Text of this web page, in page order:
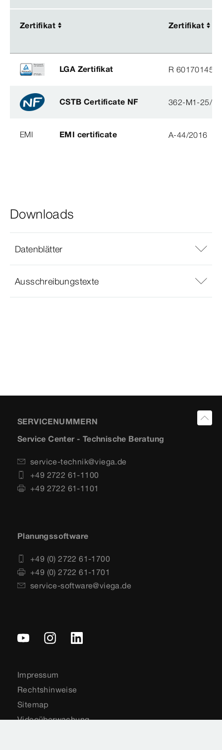
Zertifikat Zertifikat
Zertifikat Zertifikat
LGA Zertifikat R 60170145
CSTB Certificate NF 362-M1-25/2
EMI EMI certificate A-44/2016
Downloads
Datenblätter
Ausschreibungstexte
SERVICENUMMERN
Service Center - Technische Beratung
service-technik@viega.de
+49 2722 61-1100
+49 2722 61-1101
Planungssoftware
+49 (0) 2722 61-1700
+49 (0) 2722 61-1701
service-software@viega.de
Impressum
Rechtshinweise
Sitemap
Videoüberwachung